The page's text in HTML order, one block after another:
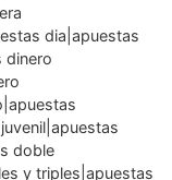
dia|apuestas
dinero
doble
y triples|apuestas